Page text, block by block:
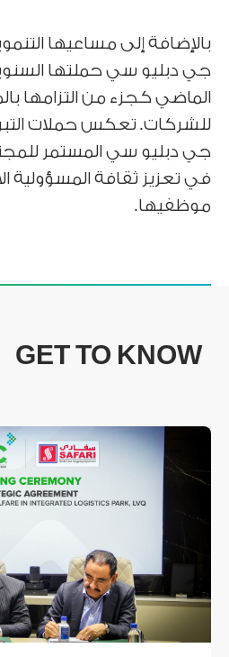
بالإضافة إلى مساعيها
جي دبليو سي حملتها
الماضي كجزء من التزامها
للشركات. تعكس حملات
جي دبليو سي المستمر
في تعزيز ثقافة المسؤولية
موظفيها.
GET TO KNOW